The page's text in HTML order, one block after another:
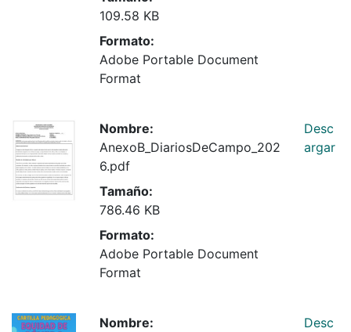
109.58 KB
Formato:
Adobe Portable Document
Format
Nombre:
AnexoB_DiariosDeCampo_202
6.pdf
Tamaño:
786.46 KB
Formato:
Adobe Portable Document
Format
Desc
argar
Nombre:
Desc